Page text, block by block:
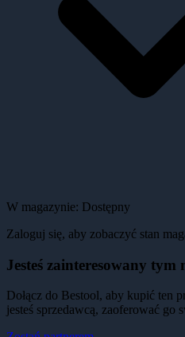
W magazynie: Dostępny
Zaloguj się, aby zobaczyć stan
Jesteś zainteresowany tym
Dołącz do Bestool, aby kupić ten
jesteś sprzedawcą, zaoferować go